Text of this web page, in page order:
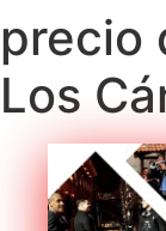
precio
Los